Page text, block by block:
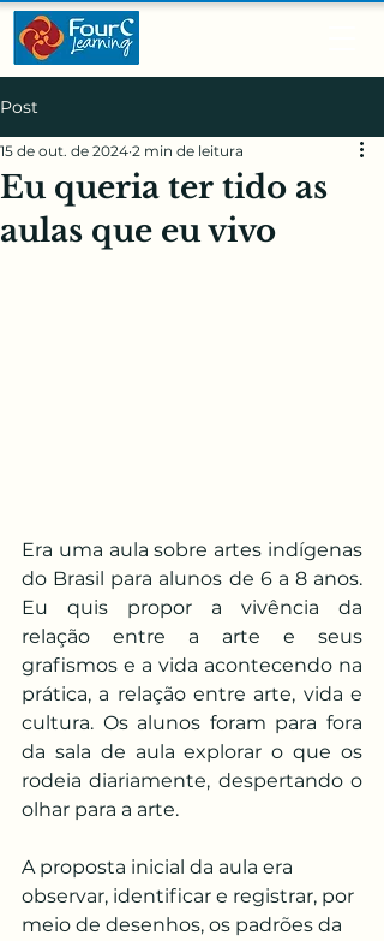
Post
Eu queria ter tido as
aulas que eu vivo
15 de out. de 2024 2 min de leitura
Era uma aula sobre artes indígenas
do Brasil para alunos de 6 a 8 anos.
Eu quis propor a vivência da
relação entre a arte e seus
grafismos e a vida acontecendo na
prática, a relação entre arte, vida e
cultura. Os alunos foram para fora
da sala de aula explorar o que os
rodeia diariamente, despertando o
olhar para a arte.
A proposta inicial da aula era
observar, identificar e registrar, por
meio de desenhos, os padrões da